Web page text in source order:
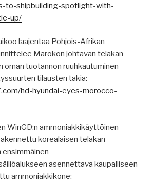
to-shipbuilding-spotlight-with-
up/
laajentaa Pohjois-Afrikan
Marokon johtavan telakan
oman tuotannon ruuhkautuminen
tilausten takia:
hd-hyundai-eyes-morocco-
WinGD:n ammoniakkikäyttöinen
korealaisen telakan
asennettava kaupalliseen
ammoniakkikone: